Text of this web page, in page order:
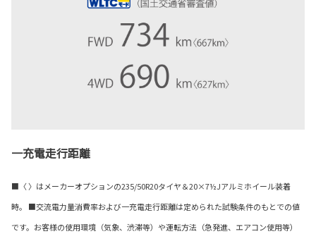
一充電走行距離
■〈 〉はメーカーオプションの235/50R20タイヤ＆20×7½Jアルミホイール装着
時。 ■交流電力量消費率および一充電走行距離は定められた試験条件のもとでの値
です。お客様の使用環境（気象、渋滞等）や運転方法（急発進、エアコン使用等）